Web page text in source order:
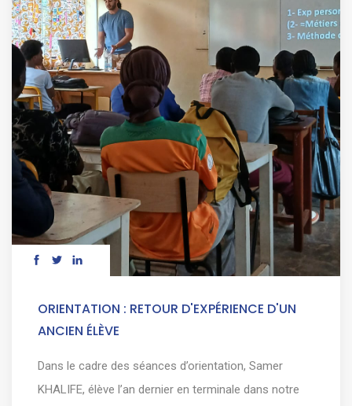
ORIENTATION : RETOUR D'EXPÉRIENCE D'UN
ANCIEN ÉLÈVE
Dans le cadre des séances d’orientation, Samer
KHALIFE, élève l’an dernier en terminale dans notre